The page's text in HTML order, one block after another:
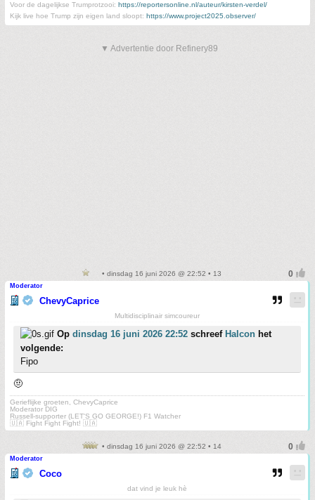
Voor de dagelijkse Trumprotzooi: https://reportersonline.nl/auteur/kirsten-verdel/
Kijk live hoe Trump zijn eigen land sloopt: https://www.project2025.observer/
▼ Advertentie door Refinery89
• dinsdag 16 juni 2026 @ 22:52 • 13
Moderator
ChevyCaprice
Multidisciplinair simcoureur
Op dinsdag 16 juni 2026 22:52 schreef Halcon het
volgende:
Fipo
🤨
Gerieflijke groeten, ChevyCaprice
Moderator DIG
Russell-supporter (LET'S GO GEORGE!) F1 Watcher
🇺🇦 Fight Fight Fight! 🇺🇦
• dinsdag 16 juni 2026 @ 22:52 • 14
Moderator
Coco
dat vind je leuk hè